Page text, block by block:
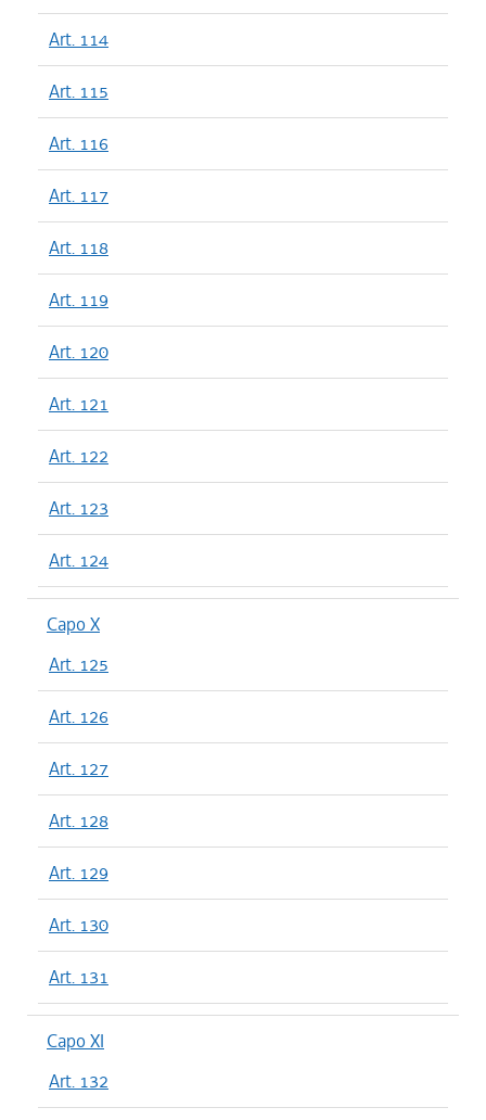
Art. 114
Art. 115
Art. 116
Art. 117
Art. 118
Art. 119
Art. 120
Art. 121
Art. 122
Art. 123
Art. 124
Capo X
Art. 125
Art. 126
Art. 127
Art. 128
Art. 129
Art. 130
Art. 131
Capo XI
Art. 132